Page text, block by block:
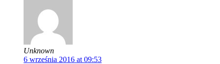
Unknown
6 września 2016 at 09:53